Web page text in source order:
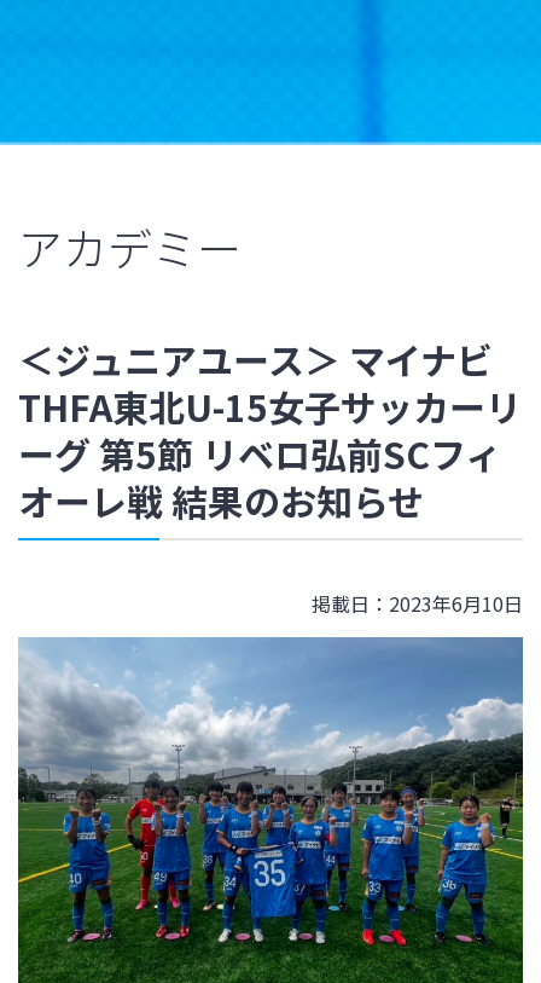
アカデミー
＜ジュニアユース＞ マイナビ
THFA東北U-15女子サッカーリ
ーグ 第5節 リベロ弘前SCフィ
オーレ戦 結果のお知らせ
掲載日：2023年6月10日